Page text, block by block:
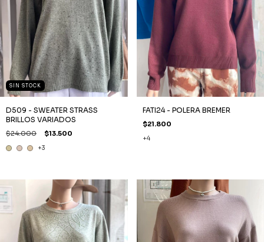
SIN STOCK
D509 - SWEATER STRASS
BRILLOS VARIADOS
$24.000 $13.500
+3
FATI24 - POLERA BREMER
$21.800
+4